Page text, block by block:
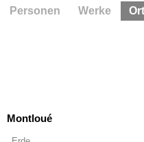
Montloué
Personen Werke